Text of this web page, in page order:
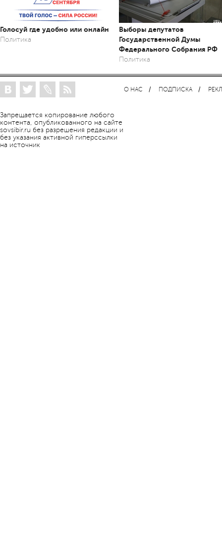
Голосуй где удобно или онлайн
Политика
Выборы депутатов
Государственной Думы
Федерального Собрания РФ
Политика
Запрещается копирование любого
контента, опубликованного на сайте
sovsibir.ru без разрешения редакции и
без указания активной гиперссылки
на источник
О НАС ПОДПИСКА